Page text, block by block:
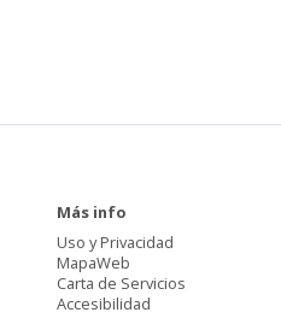
Más info
Uso y Privacidad
MapaWeb
Carta de Servicios
Accesibilidad